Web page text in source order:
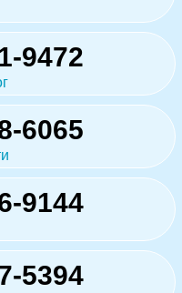
9472
6065
9144
5394